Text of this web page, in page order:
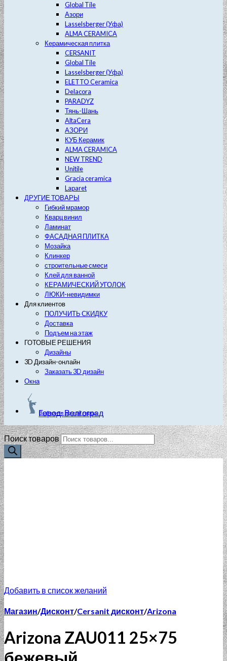
Global Tile
Азори
Lasselsberger (Уфа)
ALMA CERAMICA
Керамическая плитка
CERSANIT
Global Tile
Lasselsberger (Уфа)
ELETTO Ceramica
Delacora
PARADYZ
Тянь-Шань
AltaCera
АЗОРИ
КУБ Керамик
ALMA CERAMICA
NEW TREND
Unitile
Gracia ceramica
Laparet
ДРУГИЕ ТОВАРЫ
Гибкий мрамор
Кварц винил
Ламинат
ФАСАДНАЯ ПЛИТКА
Мозайка
Клинкер
строительные смеси
Клей для ванной
КЕРАМИЧЕСКИЙ УГОЛОК
ЛЮКИ-невидимки
Для клиентов
ПОЛУЧИТЬ СКИДКУ
Доставка
Подъем на этаж
ГОТОВЫЕ РЕШЕНИЯ
Дизайны
3D Дизайн-онлайн
Заказать 3D дизайн
Окна
Город: Волгоград
Выберите другой город
Поиск товаров
Добавить в список желаний
Магазин/Дисконт/Cersanit дисконт/Arizona
Arizona ZAU011 25×75